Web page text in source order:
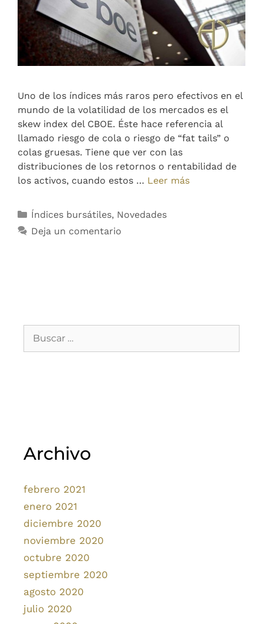
Uno de los índices más raros pero efectivos en el
mundo de la volatilidad de los mercados es el
skew index del CBOE. Éste hace referencia al
llamado riesgo de cola o riesgo de “fat tails” o
colas gruesas. Tiene que ver con las
distribuciones de los retornos o rentabilidad de
los activos, cuando estos … Leer más
Índices bursátiles, Novedades
Deja un comentario
Archivo
febrero 2021
enero 2021
diciembre 2020
noviembre 2020
octubre 2020
septiembre 2020
agosto 2020
julio 2020